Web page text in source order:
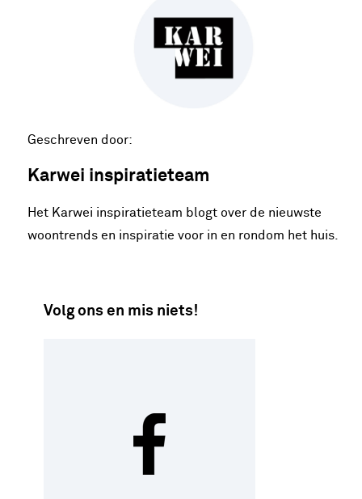
Geschreven door:
Karwei inspiratieteam
Het Karwei inspiratieteam blogt over de nieuwste
woontrends en inspiratie voor in en rondom het huis.
Volg ons en mis niets!